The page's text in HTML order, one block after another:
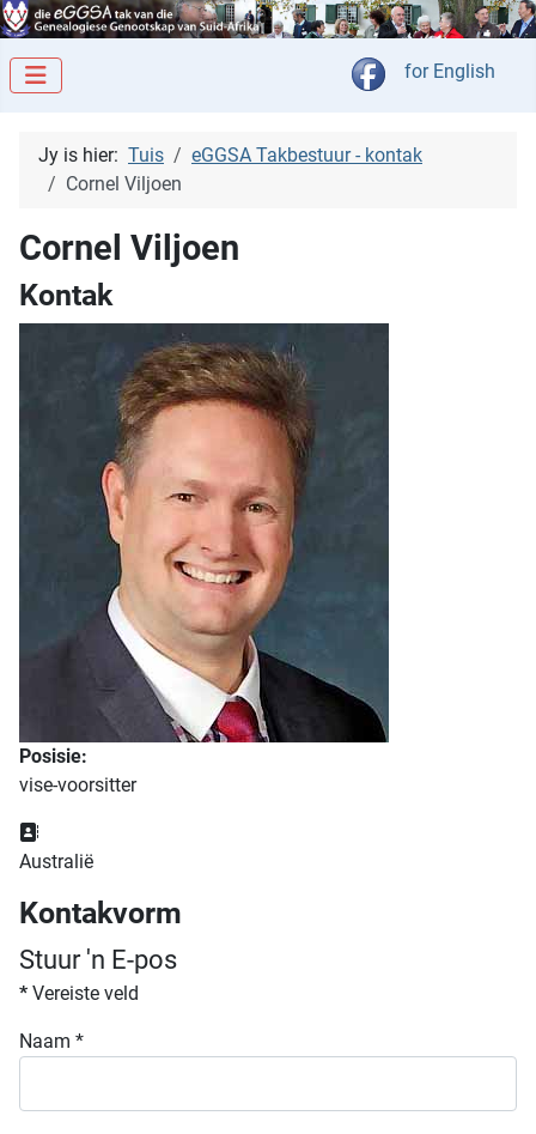
Kies jou taal
for English
Jy is hier: Tuis
eGGSA Takbestuur - kontak
Cornel Viljoen
Cornel Viljoen
Kontak
Posisie:
vise-voorsitter
Adres:
Australië
Kontakvorm
Stuur 'n E-pos
* Vereiste veld
Naam *